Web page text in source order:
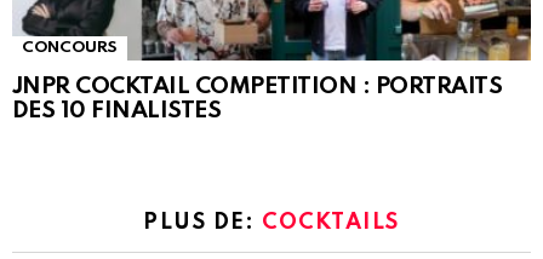
CONCOURS
JNPR COCKTAIL COMPETITION : PORTRAITS
DES 10 FINALISTES
PLUS DE: COCKTAILS